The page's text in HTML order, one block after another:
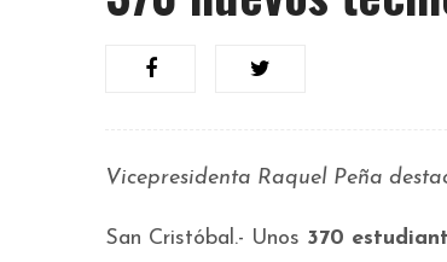
Vicepresidenta Raquel Peña
San Cristóbal.- Unos 370